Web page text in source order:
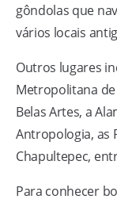
gôndolas que
vários locais
Outros lugares
Metropolitana de
Belas Artes, a
Antropologia, as
Chapultepec,
Para conhecer